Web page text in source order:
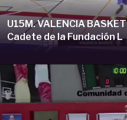
U15M. VALENCIA
Cadete de la Fundación L